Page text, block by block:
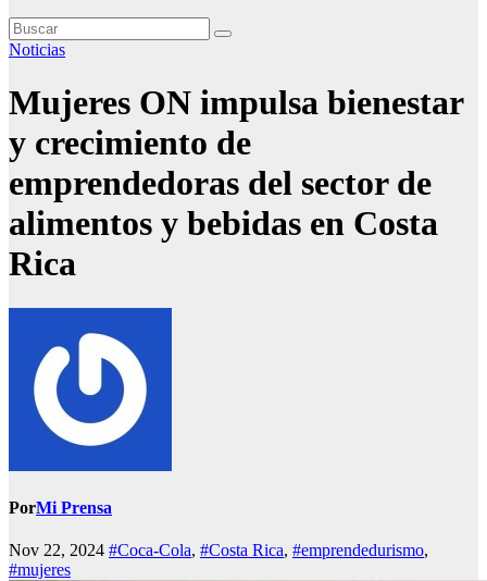
Noticias
Mujeres ON impulsa bienestar
y crecimiento de
emprendedoras del sector de
alimentos y bebidas en Costa
Rica
PorMi Prensa
Nov 22, 2024 #Coca-Cola, #Costa Rica, #emprendedurismo,
#mujeres